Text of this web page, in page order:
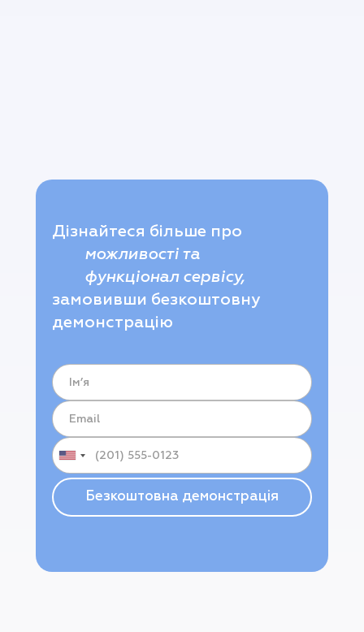
Дізнайтеся більше про
можливості та
функціонал сервісу,
замовивши безкоштовну
демонстрацію